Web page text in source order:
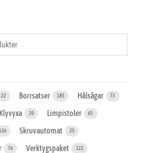
22 Borrsatser 185 Hålsågar 73
Klyvyxa 20 Limpistoler 65
Skruvautomat 25
76 Verktygspaket 122